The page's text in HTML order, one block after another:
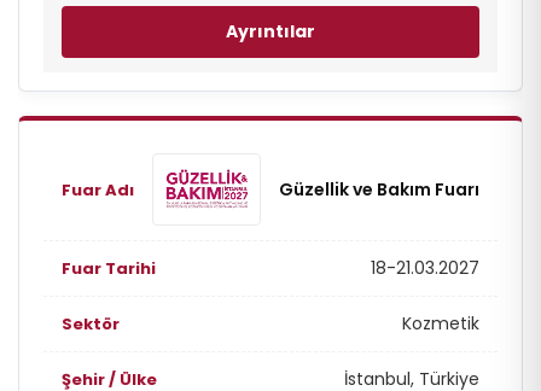
Ayrıntılar
Güzellik ve Bakım Fuarı
18-21.03.2027
Kozmetik
İstanbul, Türkiye